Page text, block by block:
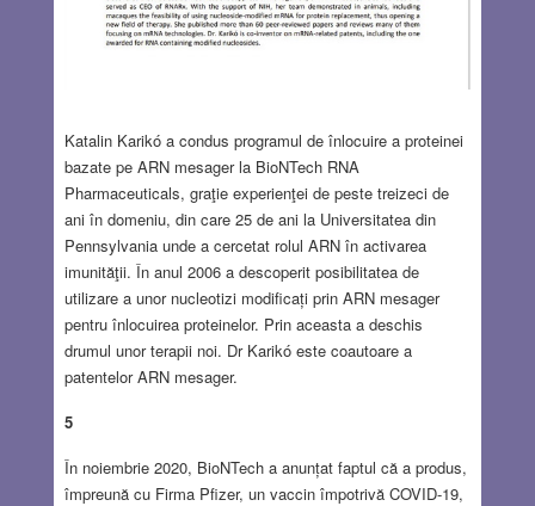
Katalin Karikó a condus programul de înlocuire a proteinei
bazate pe ARN mesager la BioNTech RNA
Pharmaceuticals, graţie experienţei de peste treizeci de
ani în domeniu, din care 25 de ani la Universitatea din
Pennsylvania unde a cercetat rolul ARN în activarea
imunităţii. În anul 2006 a descoperit posibilitatea de
utilizare a unor nucleotizi modificați prin ARN mesager
pentru înlocuirea proteinelor. Prin aceasta a deschis
drumul unor terapii noi. Dr Karikó este coautoare a
patentelor ARN mesager.
5
În noiembrie 2020, BioNTech a anunțat faptul că a produs,
împreună cu Firma Pfizer, un vaccin împotrivă COVID-19,